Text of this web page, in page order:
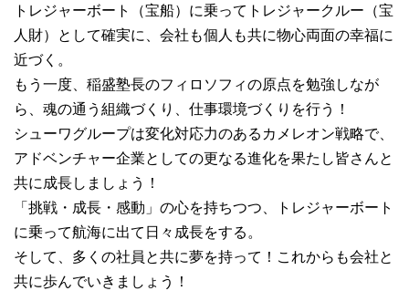
トレジャーボート（宝船）に乗ってトレジャークルー（宝
人財）として確実に、会社も個人も共に物心両面の幸福に
近づく。
もう一度、稲盛塾長のフィロソフィの原点を勉強しなが
ら、魂の通う組織づくり、仕事環境づくりを行う！
シューワグループは変化対応力のあるカメレオン戦略で、
アドベンチャー企業としての更なる進化を果たし皆さんと
共に成長しましょう！
「挑戦・成長・感動」の心を持ちつつ、トレジャーボート
に乗って航海に出て日々成長をする。
そして、多くの社員と共に夢を持って！これからも会社と
共に歩んでいきましょう！